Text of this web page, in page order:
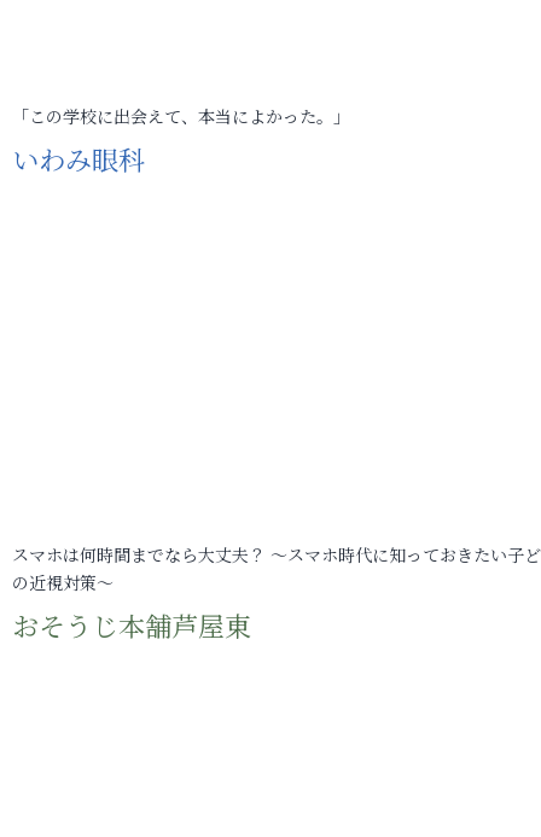
「この学校に出会えて、本当によかった。」
いわみ眼科
スマホは何時間までなら大丈夫？ ～スマホ時代に知っておきたい子
の近視対策～
おそうじ本舗芦屋東